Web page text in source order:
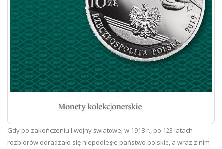
Gdy po zakończeniu I wojny światowej w 1918 r., po 123 latach
rozbiorów odradzało się niepodległe państwo polskie, a wraz z nim